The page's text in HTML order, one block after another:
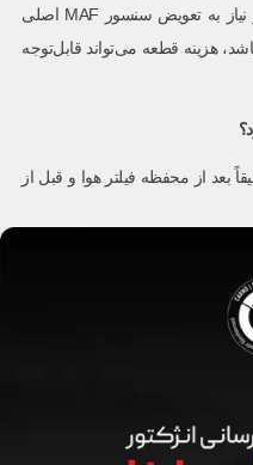
هوا حل شود، هزینه ناچیز است. اما اگر نیاز به تعویض سنسور MAF اصلی
هزینه قطعه می‌تواند قابل‌توجه
بعد از محفظه فیلتر هوا و قبل از